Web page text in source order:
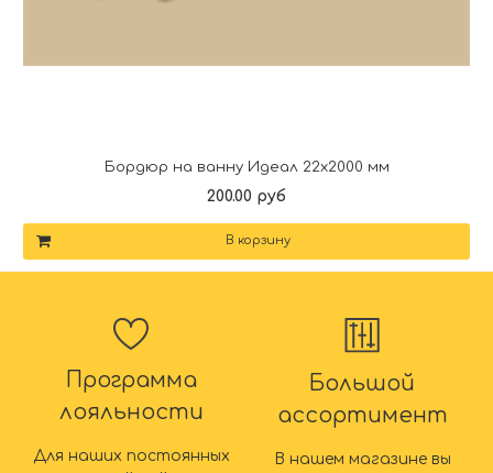
Бордюр на ванну Идеал 22х2000 мм
200.00 руб
В корзину
Программа
лояльности
Для наших постоянных
Большой
ассортимент
В нашем магазине вы